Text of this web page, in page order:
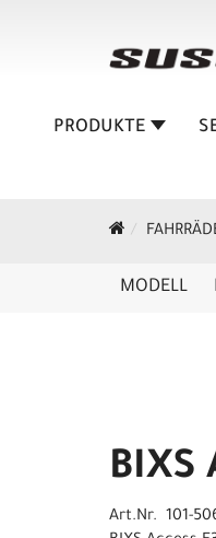
PRODUKTE
MODELL
BIXS
Art.Nr. 101-